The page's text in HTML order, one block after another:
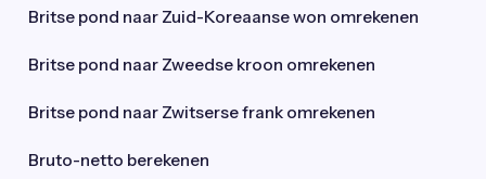
Britse pond naar Zuid-Koreaanse won omrekenen
Britse pond naar Zweedse kroon omrekenen
Britse pond naar Zwitserse frank omrekenen
Bruto-netto berekenen